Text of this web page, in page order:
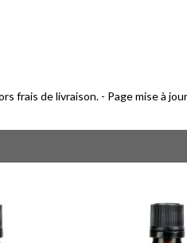
frais de livraison. - Page mise à